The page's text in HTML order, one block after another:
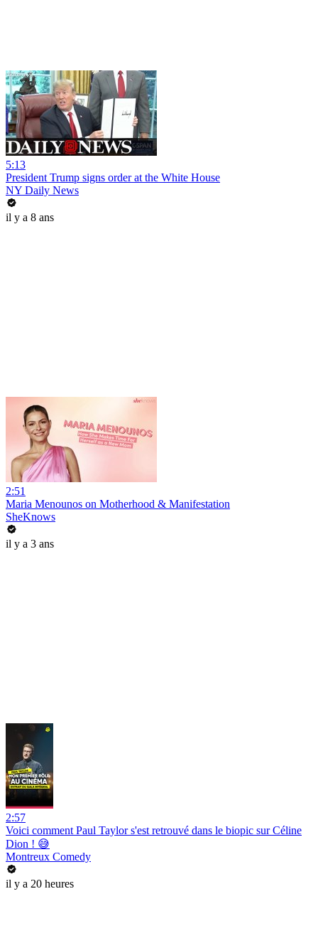
5:13
President Trump signs order at the White House
NY Daily News
il y a 8 ans
2:51
Maria Menounos on Motherhood & Manifestation
SheKnows
il y a 3 ans
2:57
Voici comment Paul Taylor s'est retrouvé dans le biopic sur Céline
Dion ! 😅
Montreux Comedy
il y a 20 heures